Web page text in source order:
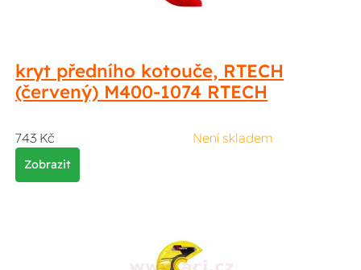
kryt předního kotouče, RTECH
(červený) M400-1074 RTECH
743 Kč Není skladem
Zobrazit